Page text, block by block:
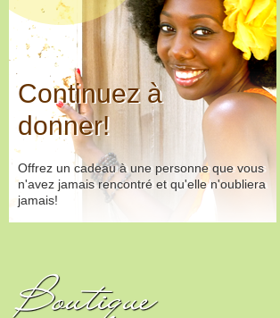
Continuez à
donner!
Offrez un cadeau à une personne que vous
n'avez jamais rencontré et qu'elle n'oubliera
jamais!
Boutique